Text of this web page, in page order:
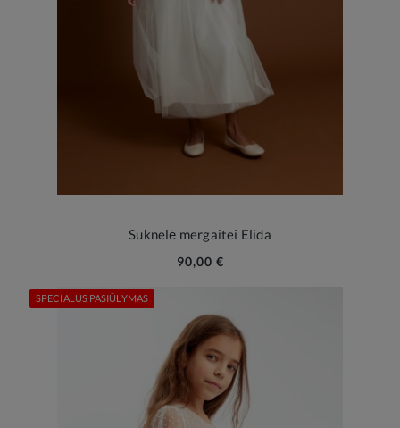
Suknelė mergaitei Elida
90,00 €
SPECIALUS PASIŪLYMAS